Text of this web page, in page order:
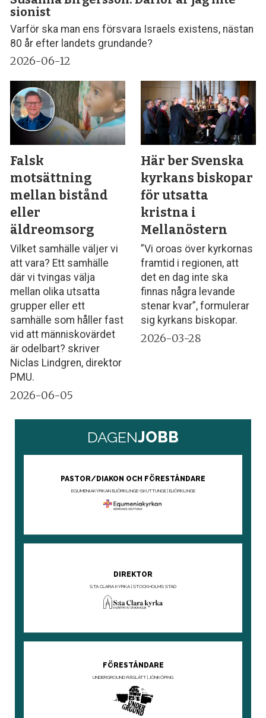
sionist
Varför ska man ens försvara Israels existens, nästan
80 år efter landets grundande?
2026-06-12
Falsk
motsättning
mellan bistånd
eller
äldreomsorg
Vilket samhälle väljer vi
att vara? Ett samhälle
där vi tvingas välja
mellan olika utsatta
grupper eller ett
samhälle som håller fast
vid att människovärdet
är odelbart? skriver
Niclas Lindgren, direktor
PMU.
2026-06-05
Här ber Svenska
kyrkans biskopar
för utsatta
kristna i
Mellanöstern
”Vi oroas över kyrkornas
framtid i regionen, att
det en dag inte ska
finnas några levande
stenar kvar”, formulerar
sig kyrkans biskopar.
2026-03-28